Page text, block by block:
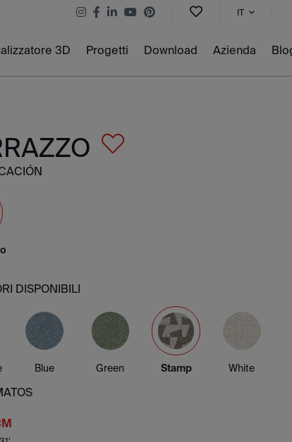
IT
3D Progetti Download Azienda
DISPONIBILI
Blue Green Stamp White